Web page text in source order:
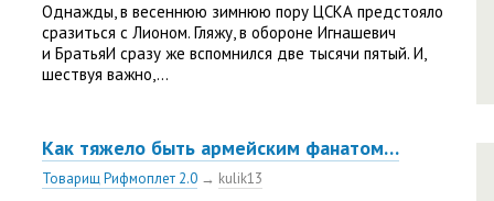
Однажды, в весеннюю зимнюю пору ЦСКА предстояло
сразиться с Лионом. Гляжу, в обороне Игнашевич
и БратьяИ сразу же вспомнился две тысячи пятый. И,
шествуя важно,...
Как тяжело быть армейским фанатом…
Товарищ Рифмоплет 2.0 → kulik13